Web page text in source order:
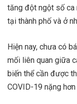
tăng đột ngột số ca
tại thành phố và ở
Hiện nay, chưa có
mối liên quan giữa
biến thể cần được
COVID-19 nặng